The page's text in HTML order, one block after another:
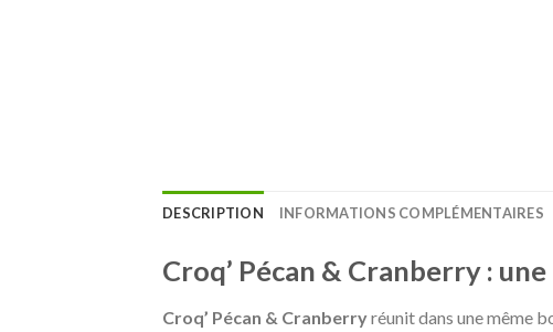
DESCRIPTION INFORMATIONS COMPLÉMENTAIRES
Croq’ Pécan & Cranberry :
Croq’ Pécan & Cranberryréunit dans une même